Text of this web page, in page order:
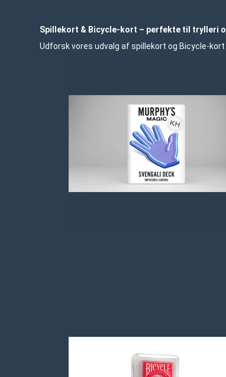
Spillekort & Bicycle-kort – perfekte til trylleri
Udforsk vores udvalg af spillekort og Bicycle-